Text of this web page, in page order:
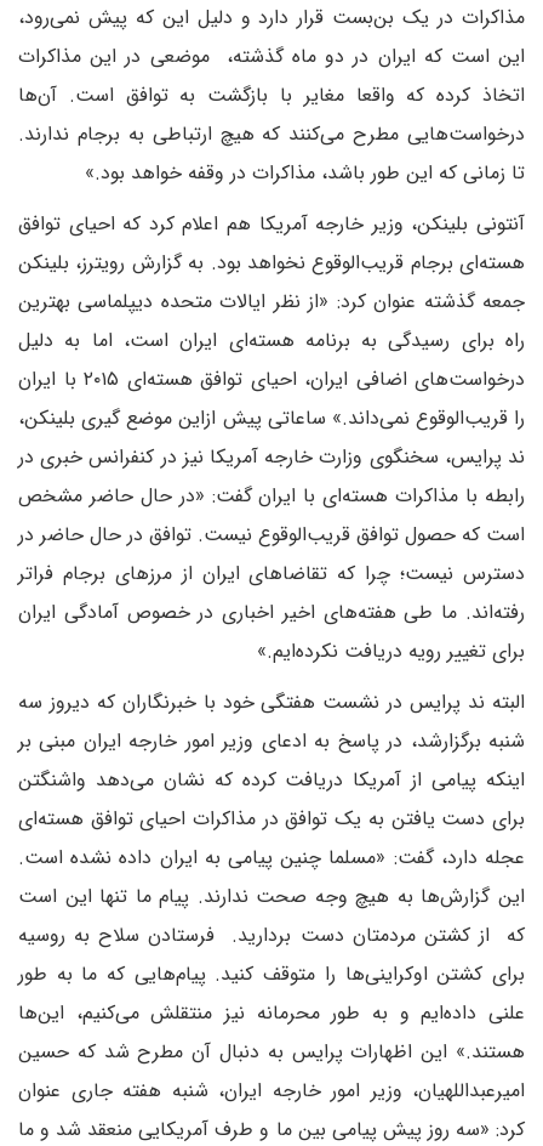
مذاکرات در یک بن‌بست قرار دارد و دلیل این که پیش نمی‌رود،
این است که ایران در دو ماه گذشته، موضعی در این مذاکرات
اتخاذ کرده که واقعا مغایر با بازگشت به توافق است. آن‌ها
درخواست‌هایی مطرح می‌کنند که هیچ ارتباطی به برجام ندارند.
تا زمانی که این طور باشد، مذاکرات در وقفه خواهد بود.»
آنتونی بلینکن، وزیر خارجه آمریکا هم اعلام کرد که احیای توافق
هسته‌ای برجام قریب‌الوقوع نخواهد بود. به گزارش رویترز، بلینکن
جمعه گذشته عنوان کرد: «از نظر ایالات متحده دیپلماسی بهترین
راه برای رسیدگی به برنامه هسته‌ای ایران است، اما به دلیل
درخواست‌های اضافی ایران، احیای توافق هسته‌ای ۲۰۱۵ با ایران
را قریب‌الوقوع نمی‌داند.» ساعاتی پیش ازاین موضع گیری بلینکن،
ند پرایس، سخنگوی وزارت خارجه آمریکا نیز در کنفرانس خبری در
رابطه با مذاکرات هسته‌ای با ایران گفت: «در حال حاضر مشخص
است که حصول توافق قریب‌الوقوع نیست. توافق در حال حاضر در
دسترس نیست؛ چرا که تقاضاهای ایران از مرزهای برجام فراتر
رفته‌اند. ما طی هفته‌های اخیر اخباری در خصوص آمادگی ایران
برای تغییر رویه دریافت نکرده‌ایم.»
البته ند پرایس در نشست هفتگی خود با خبرنگاران که دیروز سه
شنبه برگزارشد، در پاسخ به ادعای وزیر امور خارجه ایران مبنی بر
اینکه پیامی از آمریکا دریافت کرده که نشان می‌دهد واشنگتن
برای دست یافتن به یک توافق در مذاکرات احیای توافق هسته‌ای
عجله دارد، گفت: «مسلما چنین پیامی به ایران داده نشده است.
این گزارش‌ها به هیچ وجه صحت ندارند. پیام ما تنها این است
که از کشتن مردمتان دست بردارید. فرستادن سلاح به روسیه
برای کشتن اوکراینی‌ها را متوقف کنید. پیام‌هایی که ما به طور
علنی داده‌ایم و به طور محرمانه نیز منتقلش می‌کنیم، این‌ها
هستند.» این اظهارات پرایس به دنبال آن مطرح ‌شد که حسین
امیرعبداللهیان، وزیر امور خارجه ایران، شنبه هفته جاری عنوان
کرد: «سه روز پیش پیامی بین ما و طرف آمریکایی منعقد شد و ما